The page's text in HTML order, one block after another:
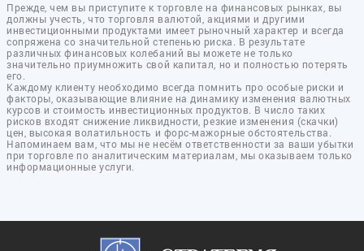
Прежде, чем вы приступите к торговле на финансовых рынках, вы
должны учесть, что торговля валютой, акциями и другими
инвестиционными продуктами имеет рыночный характер и всегда
сопряжена со значительной степенью риска. В результате
различных финансовых колебаний вы можете не только
значительно приумножить свой капитал, но и полностью потерять
его.
Каждому клиенту необходимо всегда помнить про особые риски и
факторы, оказывающие влияние на динамику изменения валютных
курсов и стоимость инвестиционных продуктов. В число таких
рисков входят снижение ликвидности, резкие изменения (скачки)
цен, высокая волатильность и форс-мажорные обстоятельства.
Напоминаем вам, что мы не несём ответственности за ваши убытки
при торговле по аналитическим материалам, мы оказываем только
информационные услуги.